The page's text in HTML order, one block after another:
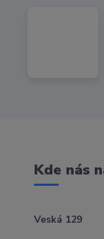
Kde nás
Veská 129